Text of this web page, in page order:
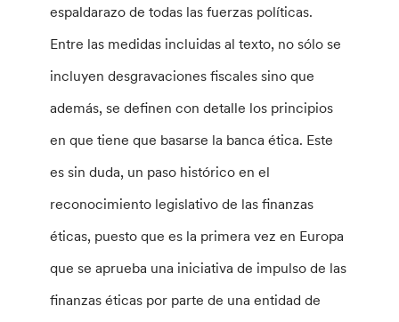
espaldarazo de todas las fuerzas políticas.
Entre las medidas incluidas al texto, no sólo se
incluyen desgravaciones fiscales sino que
además, se definen con detalle los principios
en que tiene que basarse la banca ética. Este
es sin duda, un paso histórico en el
reconocimiento legislativo de las finanzas
éticas, puesto que es la primera vez en Europa
que se aprueba una iniciativa de impulso de las
finanzas éticas por parte de una entidad de